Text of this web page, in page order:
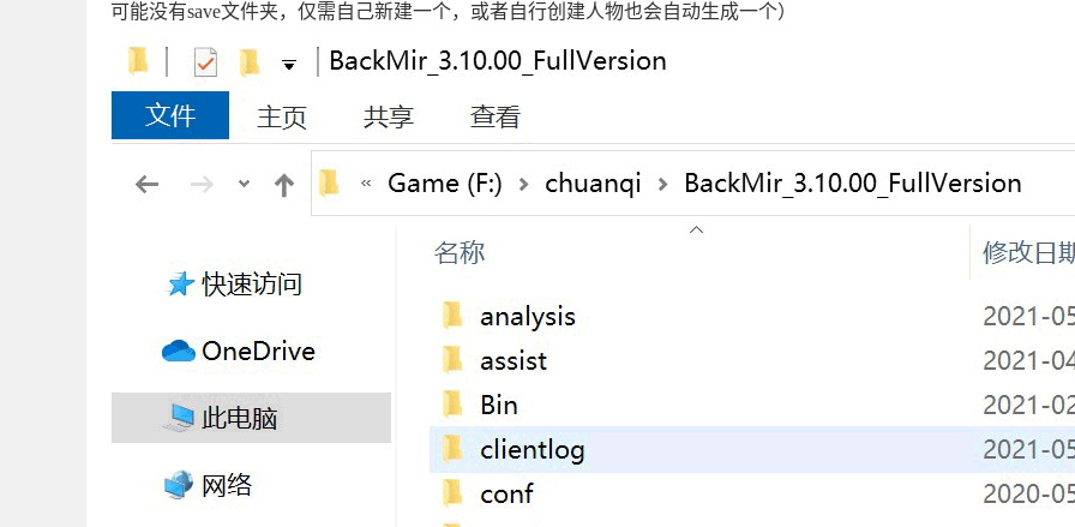
可能没有save文件夹，仅需自己新建一个，或者自行创建人物也会自动生成一个）